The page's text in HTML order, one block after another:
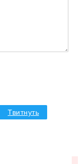
Твитнуть